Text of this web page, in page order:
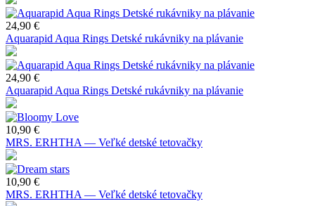
24,90 €
Aquarapid Aqua Rings Detské rukávniky na plávanie
24,90 €
Aquarapid Aqua Rings Detské rukávniky na plávanie
10,90 €
MRS. ERHTHA — Veľké detské tetovačky
10,90 €
MRS. ERHTHA — Veľké detské tetovačky